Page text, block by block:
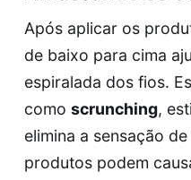
Após aplicar os
de baixo para cima
espiralada dos fios.
como scrunching,
elimina a sensação
produtos podem